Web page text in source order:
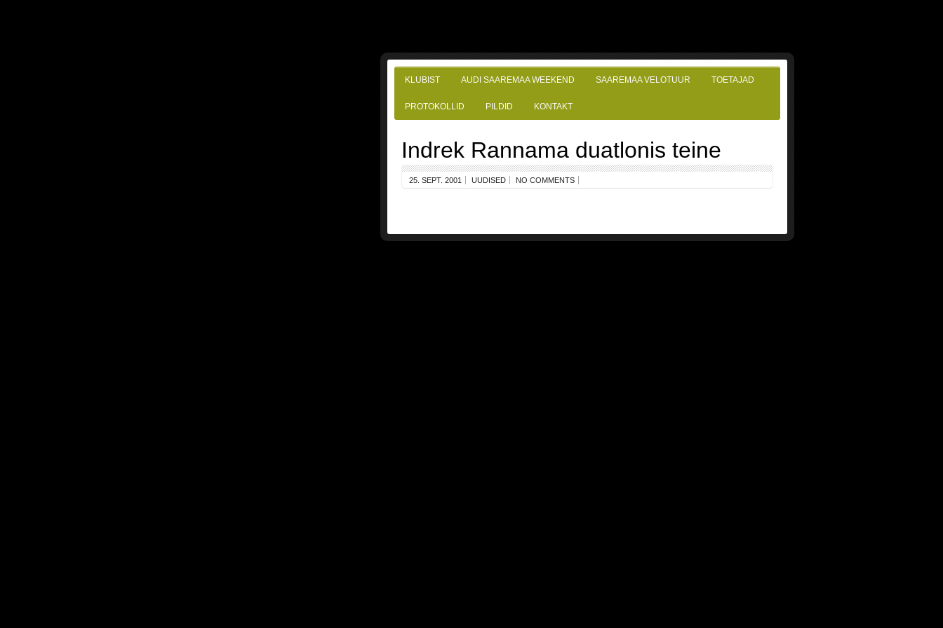
KLUBIST AUDI SAAREMAA WEEKEND SAAREMAA VELOTUUR TOETAJAD
PROTOKOLLID PILDID KONTAKT
Indrek Rannama duatlonis teine
25. SEPT. 2001 UUDISED NO COMMENTS